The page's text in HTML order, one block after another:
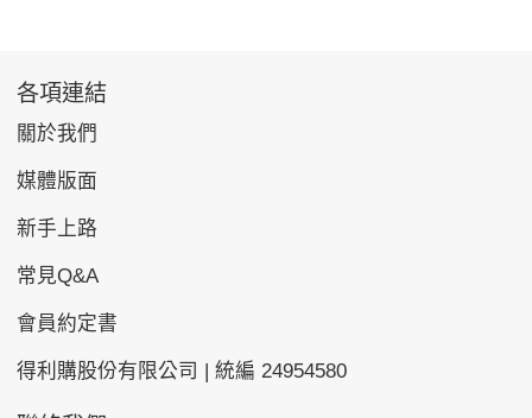
各項連結
關於我們
媒體版面
新手上路
常見Q&A
會員約定書
得利購股份有限公司 | 統編 24954580